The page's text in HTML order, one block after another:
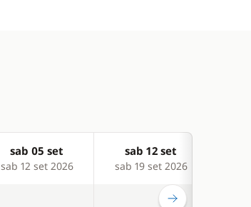
sab 05 set
sab 12 set 2026
sab 12 set
sab 19 set 2026